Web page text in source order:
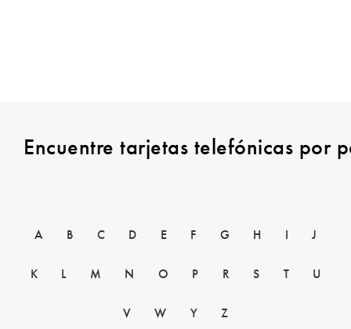
Encuentre tarjetas telefónicas por
A B C D E F G H J
K L M N O P R S T U
V W Y Z